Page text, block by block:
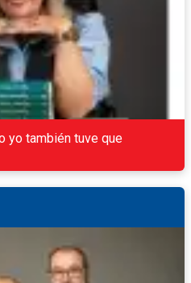
yo también tuve que